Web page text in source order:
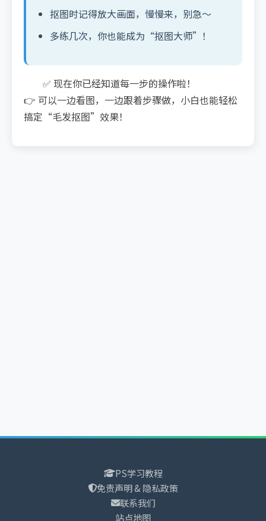
抠图时记得放大画面，慢慢来，别急～
多练几次，你也能成为“抠图大师”！
✅ 现在你已经知道每一步的操作啦！
👉 可以一边看图，一边跟着步骤做，小白也能轻松
搞定“毛发抠图”效果！
PS学习教程
免责声明 & 隐私政策
联系我们
站点地图